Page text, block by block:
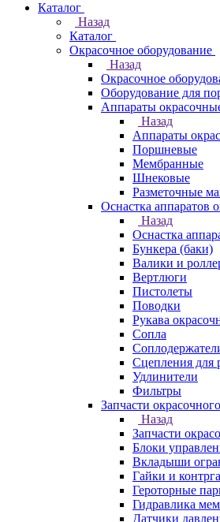
Каталог
Назад
Каталог
Окрасочное оборудование
Назад
Окрасочное
Оборудование для
Аппараты
Назад
Аппараты
Поршневые
Мембранные
Шнековые
Разметочные
Оснастка аппаратов
Назад
Оснастка
Бункера (баки)
Валики и
Вертлюги
Пистолеты
Поводки
Рукава
Сопла
Сцепления для
Удлинители
Фильтры
Запчасти
Назад
Запчасти
Блоки
Вкладыши
Гайки и
Героторные
Гидравлика
Датчики